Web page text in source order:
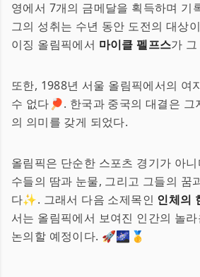
영에서 7개의 금메달을 획득하며 기
그의 성취는 수년 동안 도전의 대상
이징 올림픽에서 마이클 펠프스가
또한, 1988년 서울 올림픽에서의 여
수 없다🏓. 한국과 중국의 대결은 그
의 의미를 갖게 되었다.
올림픽은 단순한 스포츠 경기가 아
수들의 땀과 눈물, 그리고 그들의 꿈
다✨. 그래서 다음 소제목인 인체의
서는 올림픽에서 보여진 인간의 놀
논의할 예정이다. 🚀🌌🥇